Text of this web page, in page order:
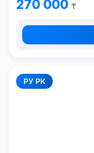
270 000 ₸
РУ РК